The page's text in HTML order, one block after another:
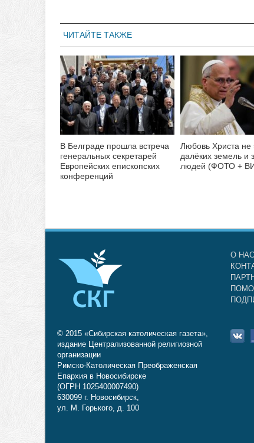
ЧИТАЙТЕ ТАКЖЕ
В Белграде прошла встреча
генеральных секретарей
Европейских епископских
конференций
Любовь Христа не
далёких земель и
людей (ФОТО +
© 2015 «Сибирская католическая газета»,
издание Централизованной религиозной
организации
Римско-Католическая Преображенская
Епархия в Новосибирске
(ОГРН 1025400007490)
630099 г. Новосибирск,
ул. М. Горького, д. 100
О НАС